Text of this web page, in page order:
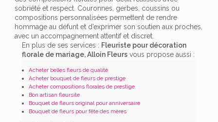
sobriété et respect. Couronnes, gerbes, coussins ou
compositions personnalisées permettent de rendre
hommage au défunt et d’exprimer son soutien aux proches,
avec un accompagnement attentif et discret.
En plus de ses services : Fleuriste pour décoration
florale de mariage, Alloin Fleurs vous propose aussi :
Acheter belles fleurs de qualité
Acheter bouquet de fleurs de prestige
Acheter compositions florales de prestige
Bon artisan fleursite
Bouquet de fleurs original pour anniversaire
Bouquet de fleurs pour fête des mères